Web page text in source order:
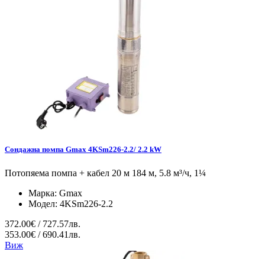
Сондажна помпа Gmax 4KSm226-2.2/ 2.2 kW
Потопяема помпа + кабел 20 м 184 м, 5.8 м³/ч, 1¼
Марка: Gmax
Модел: 4KSm226-2.2
372.00€ / 727.57лв.
353.00€ / 690.41лв.
Виж